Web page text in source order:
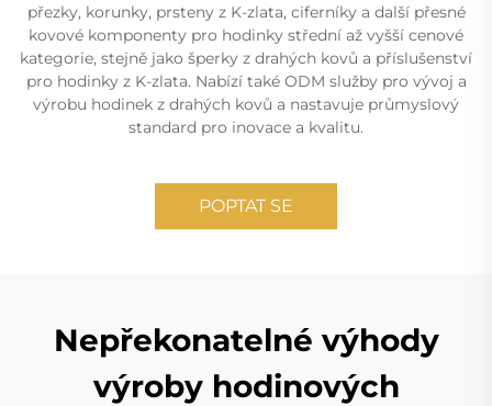
přezky, korunky, prsteny z K-zlata, ciferníky a další přesné
kovové komponenty pro hodinky střední až vyšší cenové
kategorie, stejně jako šperky z drahých kovů a příslušenství
pro hodinky z K-zlata. Nabízí také ODM služby pro vývoj a
výrobu hodinek z drahých kovů a nastavuje průmyslový
standard pro inovace a kvalitu.
POPTAT SE
Nepřekonatelné výhody
výroby hodinových